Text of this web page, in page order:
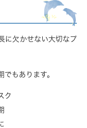
に欠かせない大切なプ
もあります。
ク